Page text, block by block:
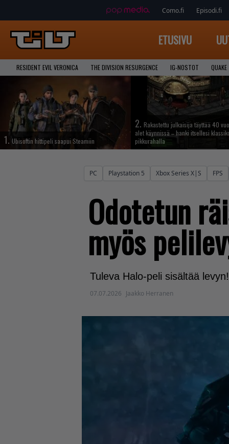
Como.fi Episodi.fi
ETUSIVU
RESIDENT EVIL VERONICA THE DIVISION RESURGENCE IG-NOSTOT QUAKE
1. Ubisoftin hittipeli saapui Steamiin
2. Rakastettu julkaisija täyttää 40
alet käynnissä – hanki itsellesi
pikkurahalla
PC Playstation 5 Xbox Series X|S FPS
Odotetun
myös
Tuleva Halo-peli sisältää levyn!
07.07.2026 Jaakko Herranen